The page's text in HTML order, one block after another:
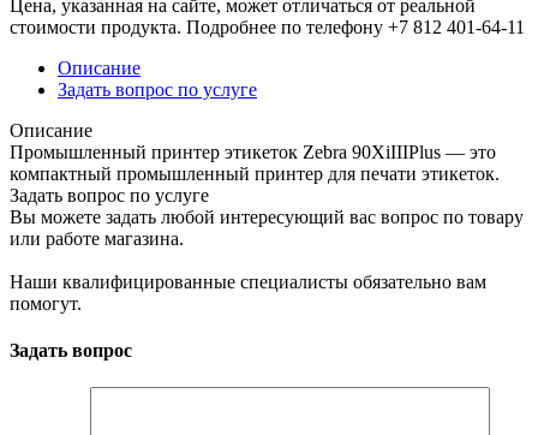
Цена, указанная на сайте, может отличаться от реальной
стоимости продукта. Подробнее по телефону +7 812 401-64-11
Описание
Задать вопрос по услуге
Описание
Промышленный принтер этикеток Zebra 90XiIIIPlus — это
компактный промышленный принтер для печати этикеток.
Задать вопрос по услуге
Вы можете задать любой интересующий вас вопрос по товару
или работе магазина.
Наши квалифицированные специалисты обязательно вам
помогут.
Задать вопрос